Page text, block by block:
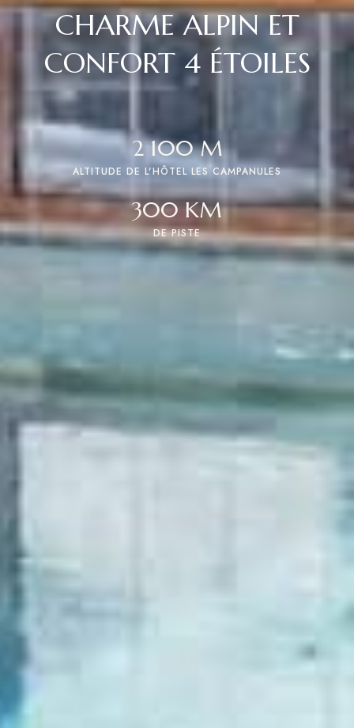
CHARME ALPIN ET
CONFORT 4 ÉTOILES
ALTITUDE DE L'HÔTEL LES CAMPANULES
2 100 M
DE PISTE
300 KM